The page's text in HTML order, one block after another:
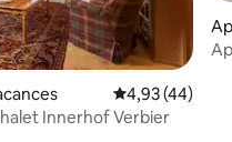
Évaluation
4,93 (44)
Innerhof Verbier